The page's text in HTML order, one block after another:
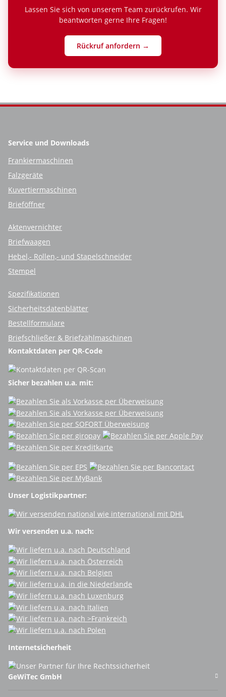
Lassen Sie sich von unserem Team zurückrufen. Wir
beantworten gerne Ihre Fragen!
Rückruf anfordern →
Service und Downloads
Frankiermaschinen
Falzgeräte
Kuvertiermaschinen
Brieföffner
Aktenvernichter
Briefwaagen
Hebel,- Rollen,- und Stapelschneider
Stempel
Spezifikationen
Sicherheitsdatenblätter
Bestellformulare
Briefschließer & Briefzählmaschinen
Kontaktdaten per QR-Code
Sicher bezahlen u.a. mit:
Unser Logistikpartner:
Wir versenden u.a. nach:
Internetsicherheit
GeWiTec GmbH